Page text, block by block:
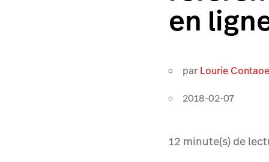
en
par Lourie Contaoe
2018-02-07
12 minute(s) de